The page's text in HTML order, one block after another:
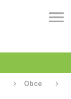

Obce